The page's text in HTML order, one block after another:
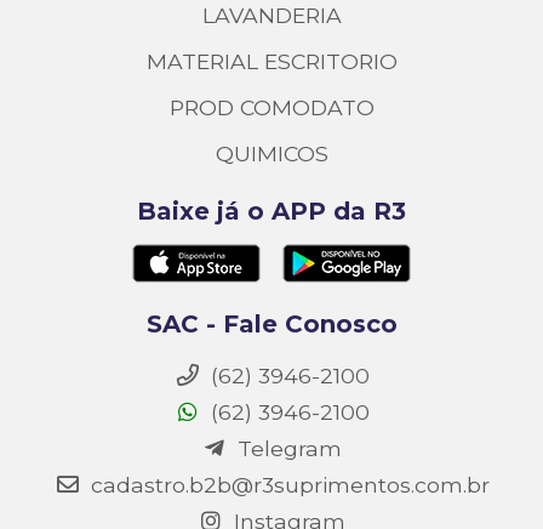
LAVANDERIA
MATERIAL ESCRITORIO
PROD COMODATO
QUIMICOS
Baixe já o APP da R3
SAC - Fale Conosco
(62) 3946-2100
(62) 3946-2100
Telegram
cadastro.b2b@r3suprimentos.com.br
Instagram